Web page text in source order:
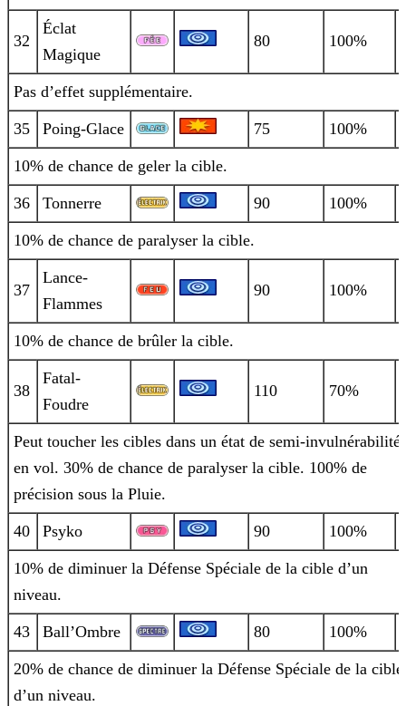
32
Éclat
Magique
80 100%
Pas d’effet supplémentaire.
35 Poing-Glace 75 100%
10% de chance de geler la cible.
36 Tonnerre 90 100%
10% de chance de paralyser la cible.
37
Lance-
Flammes
90 100%
10% de chance de brûler la cible.
38
Fatal-
Foudre
110 70%
Peut toucher les cibles dans un état de semi-invulnérabilité
en vol. 30% de chance de paralyser la cible. 100% de
précision sous la Pluie.
40 Psyko 90 100%
10% de diminuer la Défense Spéciale de la cible d’un
niveau.
43 Ball’Ombre 80 100%
20% de chance de diminuer la Défense Spéciale de la cible
d’un niveau.